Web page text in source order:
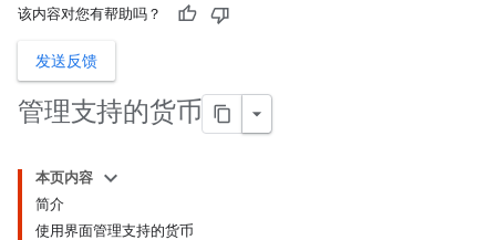
该内容对您有帮助吗？
发送反馈
管理支持的货币
本页内容
简介
使用界面管理支持的货币